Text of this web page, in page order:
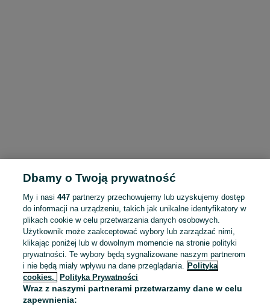
To ogłoszenie nie jest już dostępne
Dbamy o Twoją prywatność
My i nasi447 partnerzy przechowujemy lub uzyskujemy dostęp
do informacji na urządzeniu, takich jak unikalne identyfikatory w
plikach cookie w celu przetwarzania danych osobowych.
Użytkownik może zaakceptować wybory lub zarządzać nimi,
klikając poniżej lub w dowolnym momencie na stronie polityki
prywatności. Te wybory będą sygnalizowane naszym partnerom
i nie będą miały wpływu na dane przeglądania. Polityka
cookies,
Polityka Prywatności
Wraz z naszymi partnerami przetwarzamy dane w celu
zapewnienia: